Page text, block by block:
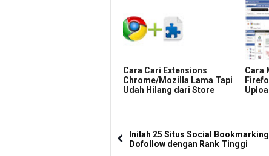
Cara Cari Extensions
Chrome/Mozilla Lama Tapi
Udah Hilang dari Store
Cara
Inilah 25 Situs Social Bookmarking
Dofollow dengan Rank Tinggi